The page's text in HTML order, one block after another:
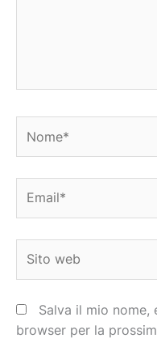
web
Salva il mio nome,
browser per la